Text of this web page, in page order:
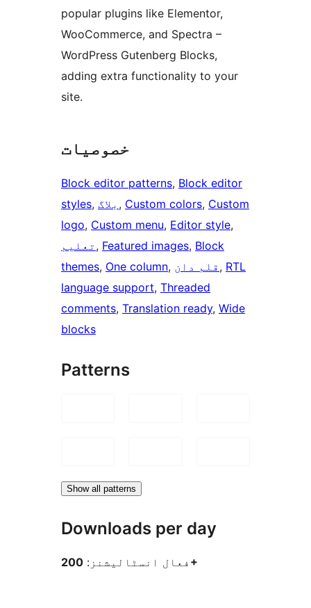
popular plugins like Elementor,
WooCommerce, and Spectra –
WordPress Gutenberg Blocks,
adding extra functionality to your
site.
خصوصیات
Block editor patterns, Block editor
styles, بلاگ , Custom colors, Custom
logo, Custom menu, Editor style
تعلیم , Featured images, Block
themes, One column, قلم دان , RTL
language support, Threaded
comments, Translation ready, Wide
blocks
Patterns
Show all patterns
Downloads per day
فعال انسٹالیشنز: 200+